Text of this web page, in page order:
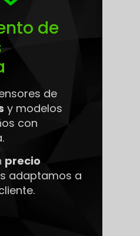
de
de
y modelos
con
precio
adaptamos a